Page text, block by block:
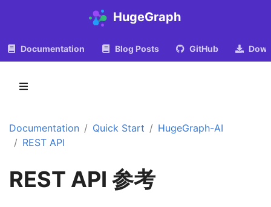
HugeGraph
Documentation Blog Posts GitHub
Documentation Quick Start
HugeGraph-AI
REST API
REST API 参考